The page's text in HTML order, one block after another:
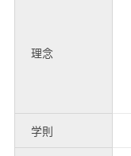
理念
学則